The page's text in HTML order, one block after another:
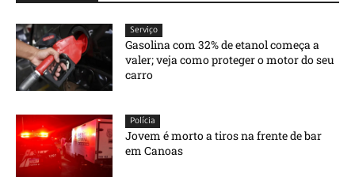
Serviço
Gasolina com 32% de etanol começa a
valer; veja como proteger o motor do seu
carro
Polícia
Jovem é morto a tiros na frente de bar
em Canoas